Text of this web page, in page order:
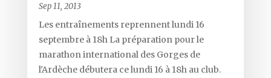
Sep 11, 2013
Les entraînements reprennent lundi 16
septembre à 18h La préparation pour le
marathon international des Gorges de
l'Ardèche débutera ce lundi 16 à 18h au club.